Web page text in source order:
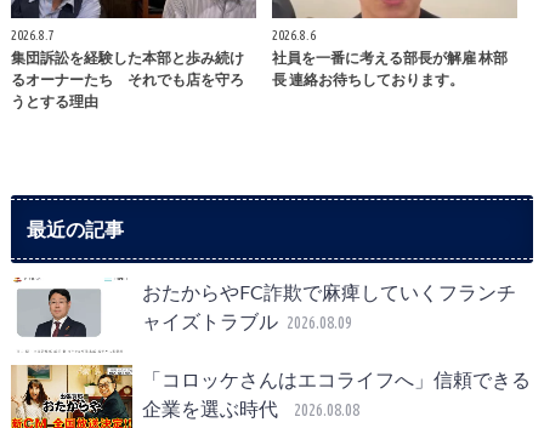
2026.8.7
集団訴訟を経験した本部と歩み続け
るオーナーたち それでも店を守ろ
うとする理由
2026.8.6
社員を一番に考える部長が解雇 林部
長 連絡お待ちしております。
最近の記事
おたからやFC詐欺で麻痺していくフランチ
ャイズトラブル 2026.08.09
「コロッケさんはエコライフへ」信頼できる
企業を選ぶ時代
2026.08.08